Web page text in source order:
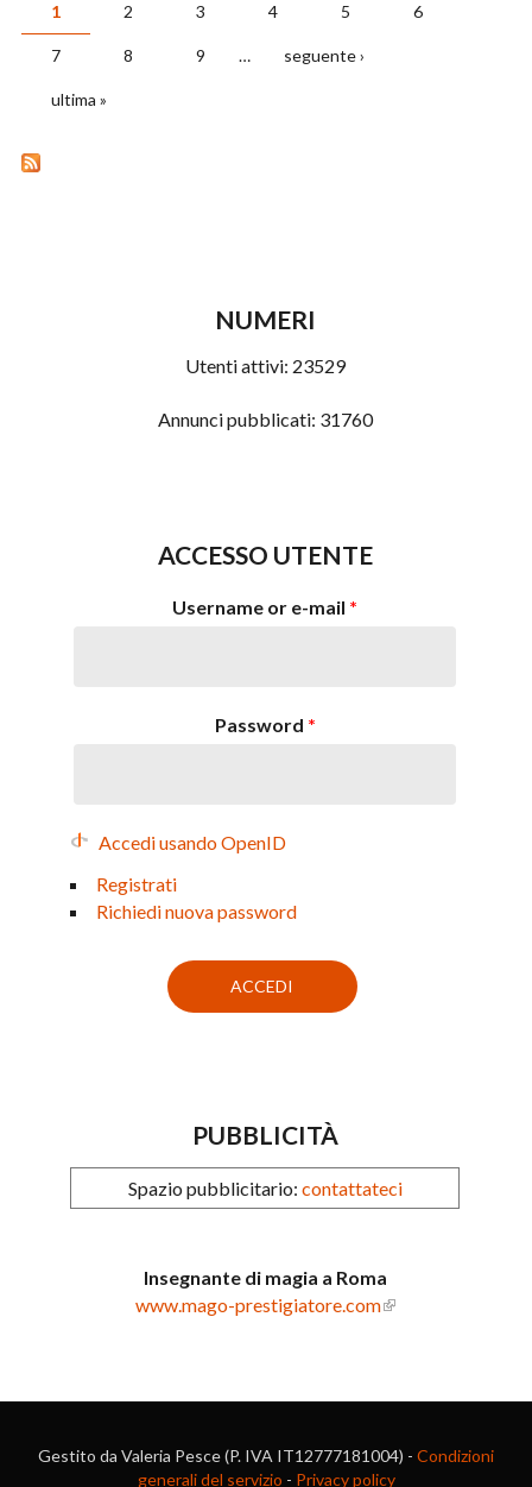
PAGINE
1 2 3 4 5 6
7 8 9 … seguente ›
ultima »
NUMERI
Utenti attivi: 23529
Annunci pubblicati: 31760
ACCESSO UTENTE
Username or e-mail *
Password *
Accedi usando OpenID
Registrati
Richiedi nuova password
PUBBLICITÀ
Spazio pubblicitario: contattateci
Insegnante di magia a Roma
www.mago-prestigiatore.com
Gestito da Valeria Pesce (P. IVA IT12777181004) - Condizioni
generali del servizio - Privacy policy